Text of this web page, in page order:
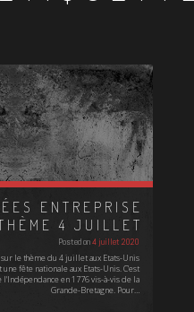
ENTREPRISE
4 JUILLET
Posted on4 juillet 2020
le thème du 4 juillet aux Etats-Unis
fête nationale aux Etats-Unis. C'est
l'Indépendance en 1776 vis-à-vis de la
Grande-Bretagne. Pour…